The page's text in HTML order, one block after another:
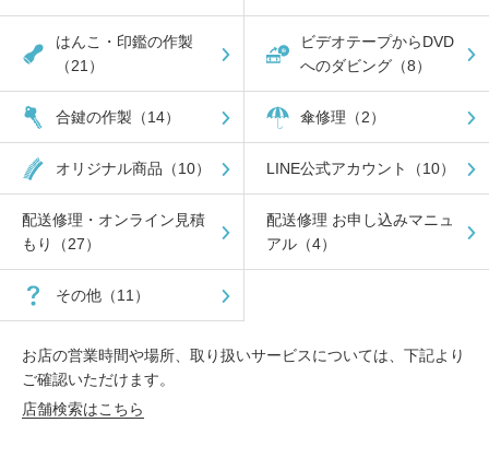
はんこ・印鑑の作製
（21）
ビデオテープからDVD
へのダビング（8）
合鍵の作製（14） 傘修理（2）
オリジナル商品（10） LINE公式アカウント（10）
配送修理・オンライン見積
もり（27）
配送修理 お申し込みマニュ
アル（4）
その他（11）
お店の営業時間や場所、取り扱いサービスについては、下記より
ご確認いただけます。
店舗検索はこちら